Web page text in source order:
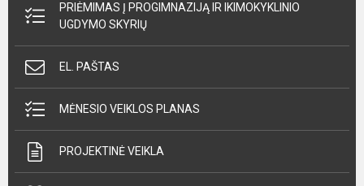
PRIĖMIMAS Į PROGIMNAZIJĄ IR IKIMOKYKLINIO
UGDYMO SKYRIŲ
EL. PAŠTAS
MĖNESIO VEIKLOS PLANAS
PROJEKTINĖ VEIKLA